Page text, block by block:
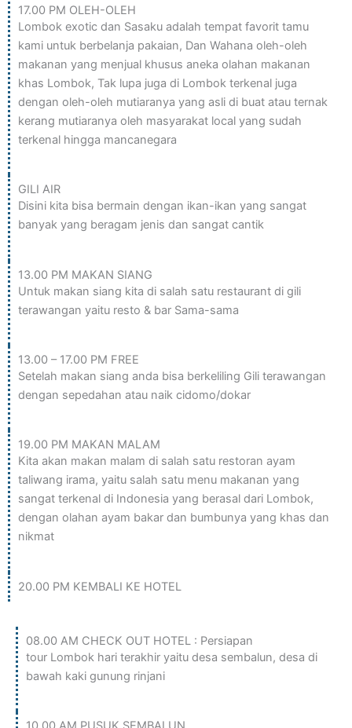
17.00 PM OLEH-OLEH
Lombok exotic dan Sasaku adalah tempat favorit tamu
kami untuk berbelanja pakaian, Dan Wahana oleh-oleh
makanan yang menjual khusus aneka olahan makanan
khas Lombok, Tak lupa juga di Lombok terkenal juga
dengan oleh-oleh mutiaranya yang asli di buat atau ternak
kerang mutiaranya oleh masyarakat local yang sudah
terkenal hingga mancanegara
GILI AIR
Disini kita bisa bermain dengan ikan-ikan yang sangat
banyak yang beragam jenis dan sangat cantik
13.00 PM MAKAN SIANG
Untuk makan siang kita di salah satu restaurant di gili
terawangan yaitu resto & bar Sama-sama
13.00 – 17.00 PM FREE
Setelah makan siang anda bisa berkeliling Gili terawangan
dengan sepedahan atau naik cidomo/dokar
19.00 PM MAKAN MALAM
Kita akan makan malam di salah satu restoran ayam
taliwang irama, yaitu salah satu menu makanan yang
sangat terkenal di Indonesia yang berasal dari Lombok,
dengan olahan ayam bakar dan bumbunya yang khas dan
nikmat
20.00 PM KEMBALI KE HOTEL
HARI 3 (Sembalun)
08.00 AM CHECK OUT HOTEL : Persiapan
tour Lombok hari terakhir yaitu desa sembalun, desa di
bawah kaki gunung rinjani